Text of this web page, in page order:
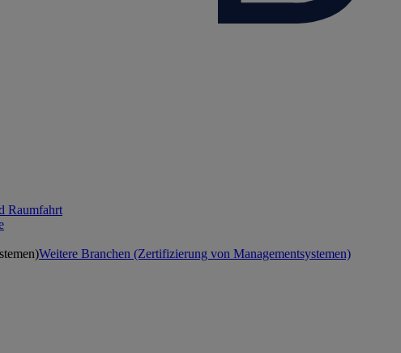
Raumfahrt
Weitere Branchen (Zertifizierung von Managementsystemen)